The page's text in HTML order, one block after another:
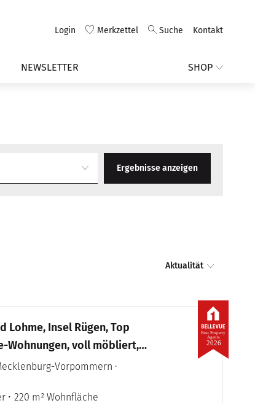
Login Merkzettel Suche Kontakt
NEWSLETTER SHOP
Ergebnisse anzeigen
Aktualität
Lohme, Insel Rügen, Top
voll möbliert,
möglich, 360° Besichtigung
Vorpommern ·
220 m² Wohnfläche
2026
Best Property
Agents